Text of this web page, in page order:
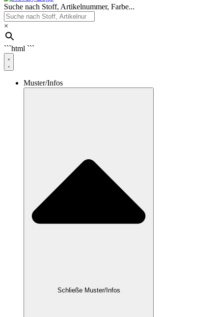
Suche nach Stoff, Artikelnummer, Farbe...
×
```html ```
Muster/Infos
Schließe Muster/Infos